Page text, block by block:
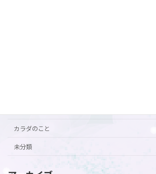
カラダのこと
未分類